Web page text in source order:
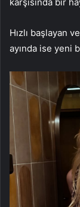
Hızlı başlayan
ayında ise yeni